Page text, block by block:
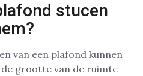
stucen
van een plafond kunnen
grootte van de ruimte